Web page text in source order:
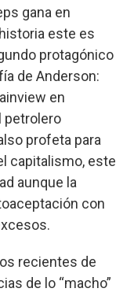
gana en
este es
protagónico
de Anderson:
en
petrolero
profeta para
capitalismo, este
aunque la
con
recientes de
de lo “macho”